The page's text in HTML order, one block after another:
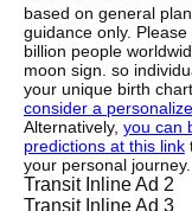
based on general
guidance only.
billion people
moon sign. so
your unique birth
consider a
Alternatively, you can
predictions at this link
your personal journey.
Transit Inline Ad 2
Transit Inline Ad 3